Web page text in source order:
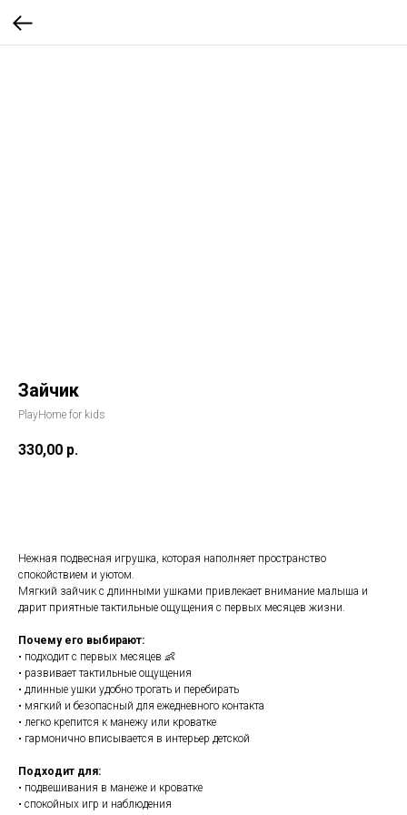
Зайчик
PlayHome for kids
330,00 р.
Нежная подвесная игрушка, которая наполняет пространство
спокойствием и уютом.
Мягкий зайчик с длинными ушками привлекает внимание малыша и
дарит приятные тактильные ощущения с первых месяцев жизни.
Почему его выбирают:
• подходит с первых месяцев 👶
• развивает тактильные ощущения
• длинные ушки удобно трогать и перебирать
• мягкий и безопасный для ежедневного контакта
• легко крепится к манежу или кроватке
• гармонично вписывается в интерьер детской
Подходит для:
• подвешивания в манеже и кроватке
• спокойных игр и наблюдения